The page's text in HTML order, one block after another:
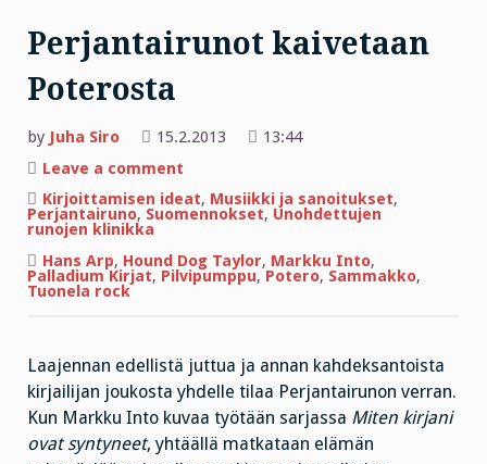
Perjantairunot kaivetaan
Poterosta
by Juha Siro 15.2.2013
13:44
Leave a comment
kaivetaan
Poterosta
Kirjoittamisen ideat, Musiikki ja sanoitukset,
Perjantairuno, Suomennokset, Unohdettujen
runojen klinikka
Hans Arp, Hound Dog Taylor, Markku Into,
Palladium Kirjat, Pilvipumppu, Potero, Sammakko,
Tuonela rock
Laajennan edellistä juttua ja annan kahdeksantoista
kirjailijan joukosta yhdelle tilaa Perjantairunon verran.
Kun Markku Into kuvaa työtään sarjassa Miten kirjani
ovat syntyneet, yhtäällä matkataan elämän